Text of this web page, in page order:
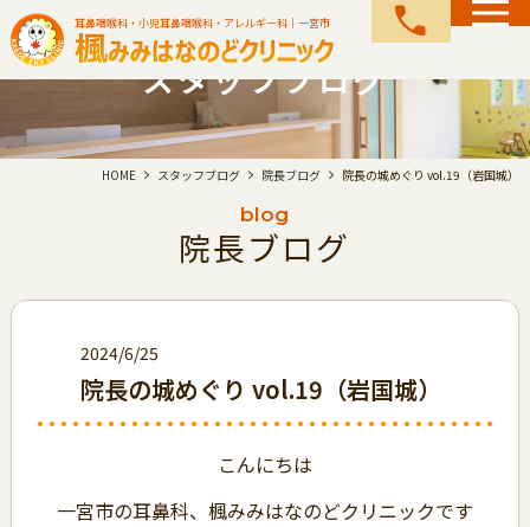
耳鼻咽喉科・小児耳鼻咽喉科・アレルギー科｜一宮市 call
スタッフブログ
HOME スタッフブログ 院長ブログ 院長の城めぐり vol.19（岩国城）
blog
院長ブログ
2024/6/25
院長の城めぐり vol.19（岩国城）
こんにちは
一宮市の耳鼻科、楓みみはなのどクリニックです